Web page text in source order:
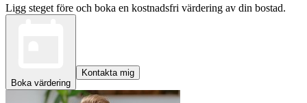
Ligg steget före och boka en kostnadsfri värdering av din bostad.
Boka värdering
Kontakta mig